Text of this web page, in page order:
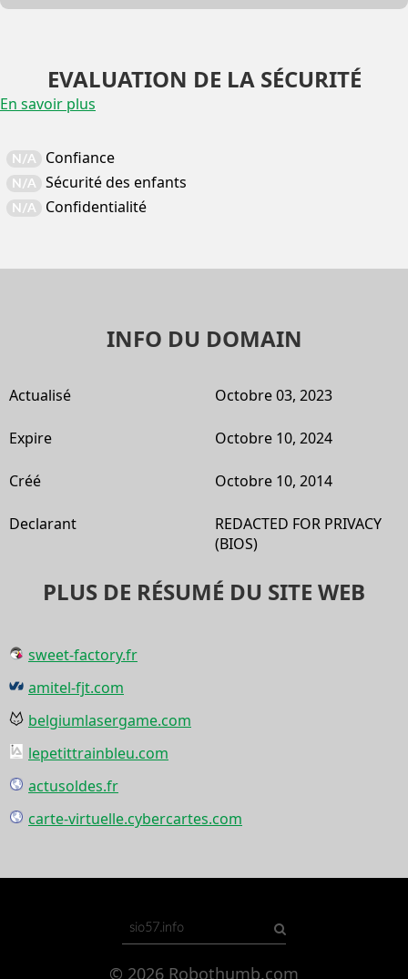
EVALUATION DE LA SÉCURITÉ
En savoir plus
N/A Confiance
N/A Sécurité des enfants
N/A Confidentialité
INFO DU DOMAIN
Actualisé Octobre 03, 2023
Expire Octobre 10, 2024
Créé Octobre 10, 2014
Declarant
REDACTED FOR PRIVACY
(BIOS)
PLUS DE RÉSUMÉ DU SITE WEB
sweet-factory.fr
amitel-fjt.com
belgiumlasergame.com
lepetittrainbleu.com
actusoldes.fr
carte-virtuelle.cybercartes.com
© 2026 Robothumb.com